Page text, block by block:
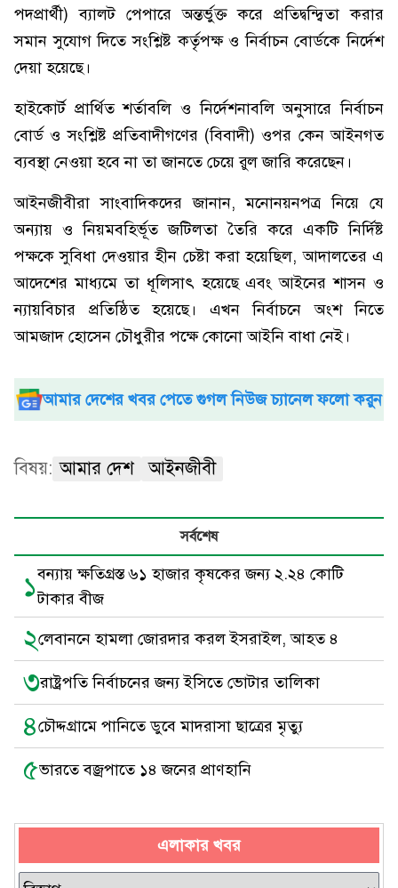
পদপ্রার্থী) ব্যালট পেপারে অন্তর্ভুক্ত করে প্রতিদ্বন্দ্বিতা করার
সমান সুযোগ দিতে সংশ্লিষ্ট কর্তৃপক্ষ ও নির্বাচন বোর্ডকে নির্দেশ
দেয়া হয়েছে।
হাইকোর্ট প্রার্থিত শর্তাবলি ও নির্দেশনাবলি অনুসারে নির্বাচন
বোর্ড ও সংশ্লিষ্ট প্রতিবাদীগণের (বিবাদী) ওপর কেন আইনগত
ব্যবস্থা নেওয়া হবে না তা জানতে চেয়ে রুল জারি করেছেন।
আইনজীবীরা সাংবাদিকদের জানান, মনোনয়নপত্র নিয়ে যে
অন্যায় ও নিয়মবহির্ভূত জটিলতা তৈরি করে একটি নির্দিষ্ট
পক্ষকে সুবিধা দেওয়ার হীন চেষ্টা করা হয়েছিল, আদালতের এ
আদেশের মাধ্যমে তা ধূলিসাৎ হয়েছে এবং আইনের শাসন ও
ন্যায়বিচার প্রতিষ্ঠিত হয়েছে। এখন নির্বাচনে অংশ নিতে
আমজাদ হোসেন চৌধুরীর পক্ষে কোনো আইনি বাধা নেই।
আমার দেশের খবর পেতে গুগল নিউজ চ্যানেল ফলো করুন
বিষয়: আমার দেশ আইনজীবী
সর্বশেষ
১বন্যায় ক্ষতিগ্রস্ত ৬১ হাজার কৃষকের জন্য ২.২৪ কোটি
টাকার বীজ
২লেবাননে হামলা জোরদার করল ইসরাইল, আহত ৪
৩রাষ্ট্রপতি নির্বাচনের জন্য ইসিতে ভোটার তালিকা
৪চৌদ্দগ্রামে পানিতে ডুবে মাদরাসা ছাত্রের মৃত্যু
৫ভারতে বজ্রপাতে ১৪ জনের প্রাণহানি
এলাকার খবর